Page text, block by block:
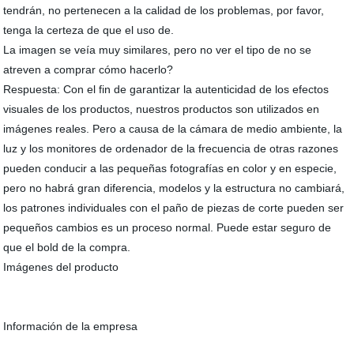
tendrán, no pertenecen a la calidad de los problemas, por favor,
tenga la certeza de que el uso de.
La imagen se veía muy similares, pero no ver el tipo de no se
atreven a comprar cómo hacerlo?
Respuesta: Con el fin de garantizar la autenticidad de los efectos
visuales de los productos, nuestros productos son utilizados en
imágenes reales. Pero a causa de la cámara de medio ambiente, la
luz y los monitores de ordenador de la frecuencia de otras razones
pueden conducir a las pequeñas fotografías en color y en especie,
pero no habrá gran diferencia, modelos y la estructura no cambiará,
los patrones individuales con el paño de piezas de corte pueden ser
pequeños cambios es un proceso normal. Puede estar seguro de
que el bold de la compra.
Imágenes del producto
Información de la empresa